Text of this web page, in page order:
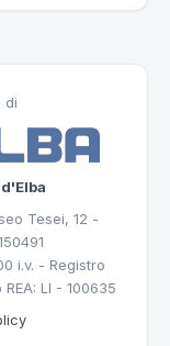
di
Tesei, 12 -
i.v. - Registro
LI - 100635